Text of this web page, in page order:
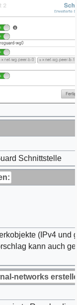
Schnittstelle
(IPv4 und
kann auch
networks